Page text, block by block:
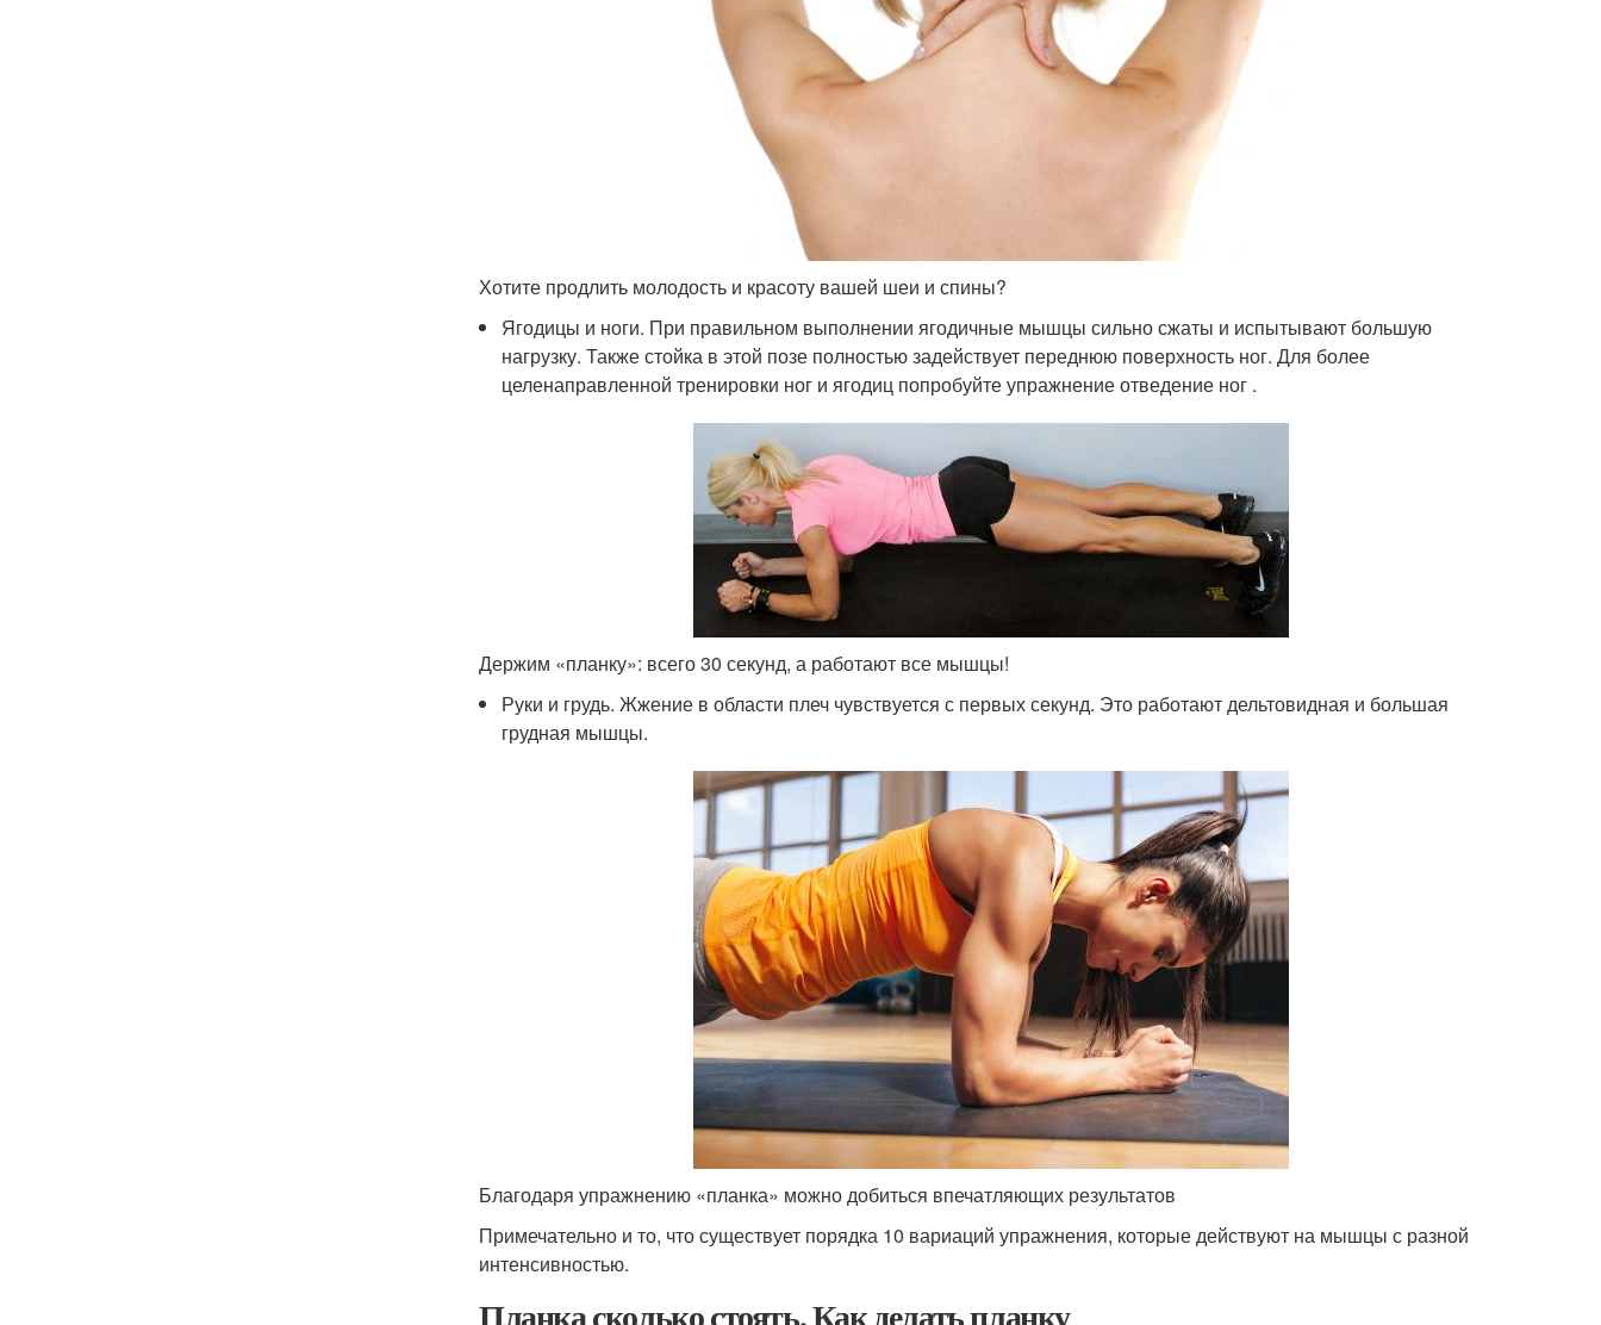
Хотите продлить молодость и красоту вашей шеи и спины?
Ягодицы и ноги. При правильном выполнении ягодичные мышцы сильно сжаты и испытывают большую
нагрузку. Также стойка в этой позе полностью задействует переднюю поверхность ног. Для более
целенаправленной тренировки ног и ягодиц попробуйте упражнение отведение ног .
Держим «планку»: всего 30 секунд, а работают все мышцы!
Руки и грудь. Жжение в области плеч чувствуется с первых секунд. Это работают дельтовидная и большая
грудная мышцы.
Благодаря упражнению «планка» можно добиться впечатляющих результатов
Примечательно и то, что существует порядка 10 вариаций упражнения, которые действуют на мышцы с разной
интенсивностью.